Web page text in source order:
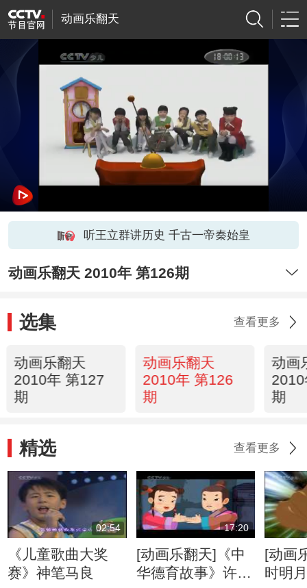
动画乐翻天
听王立群讲历史 千古一帝秦始皇
动画乐翻天 2010年 第126期
选集 查看更多
动画乐翻天
2010年 第127
期
动画乐翻天
2010年 第126
期
动画
期
精选 查看更多
02:54
《儿童歌曲大奖
赛》神笔马良
17:20
[动画乐翻天]《中
华德育故事》许武
[动画
时明